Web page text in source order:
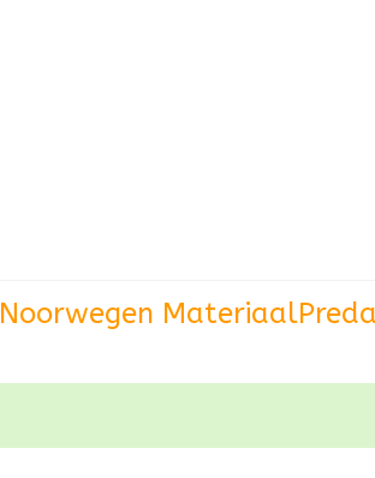
Noorwegen Materiaal